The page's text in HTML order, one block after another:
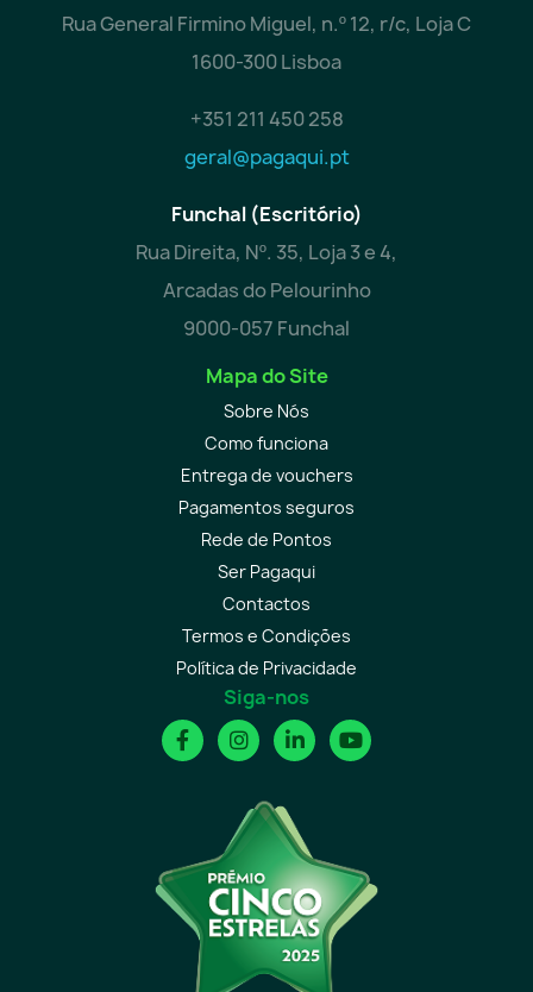
Rua General Firmino Miguel, n.º 12, r/c, Loja C
1600-300 Lisboa
+351 211 450 258
geral@pagaqui.pt
Funchal (Escritório)
Rua Direita, Nº. 35, Loja 3 e 4,
Arcadas do Pelourinho
9000-057 Funchal
Mapa do Site
Sobre Nós
Como funciona
Entrega de vouchers
Pagamentos seguros
Rede de Pontos
Ser Pagaqui
Contactos
Termos e Condições
Política de Privacidade
Siga-nos